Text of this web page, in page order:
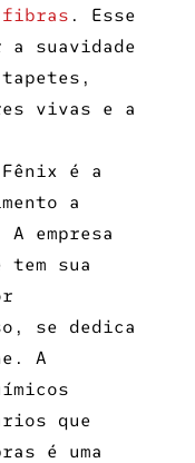
fibras . Esse
suavidade
vivas e a
é a
a
empresa
tem sua
se dedica
A
que
é uma